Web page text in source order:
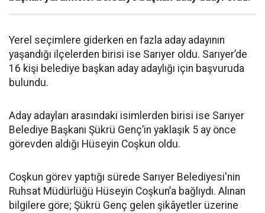
Yerel seçimlere giderken en fazla aday adayının
yaşandığı ilçelerden birisi ise Sarıyer oldu. Sarıyer’de
16 kişi belediye başkan aday adaylığı için başvuruda
bulundu.
Aday adayları arasındaki isimlerden birisi ise Sarıyer
Belediye Başkanı Şükrü Genç’in yaklaşık 5 ay önce
görevden aldığı Hüseyin Coşkun oldu.
Coşkun görev yaptığı sürede Sarıyer Belediyesi'nin
Ruhsat Müdürlüğü Hüseyin Coşkun’a bağlıydı. Alınan
bilgilere göre; Şükrü Genç gelen şikâyetler üzerine